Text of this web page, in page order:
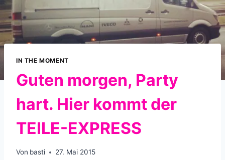
IN THE MOMENT
Guten morgen, Party
hart. Hier kommt der
TEILE-EXPRESS
Von basti 27. Mai 2015